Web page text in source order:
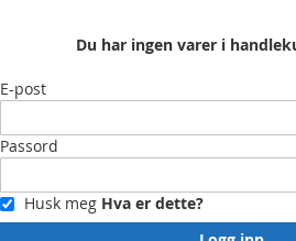
BMW Z4 (G29) 2019 - 2021
MK3 F55/F56 2014 -> M/
Du har ingen varer i
E-post
Passord
Husk meg Hva er dette?